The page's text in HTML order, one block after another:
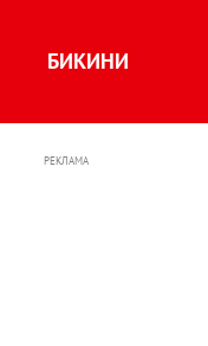
БИКИНИ
РЕКЛАМА